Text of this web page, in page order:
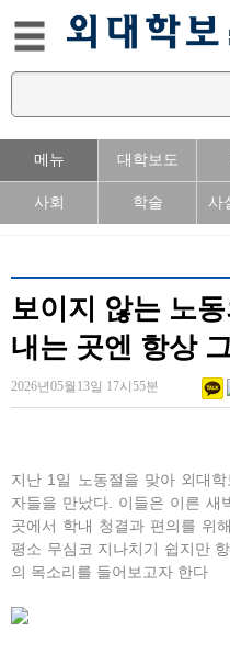
메뉴 대학보도
사회 학술 사
보이지 않는 노
내는 곳엔 항상
2026년05월13일 17시55분
지난 1일 노동절을 맞아 외대
자들을 만났다. 이들은 이른 새
곳에서 학내 청결과 편의를 위
평소 무심코 지나치기 쉽지만
의 목소리를 들어보고자 한다